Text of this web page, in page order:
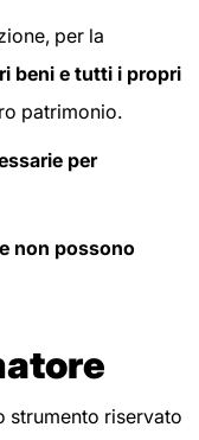
per la
beni e tutti i propri
patrimonio.
per
non possono
strumento riservato